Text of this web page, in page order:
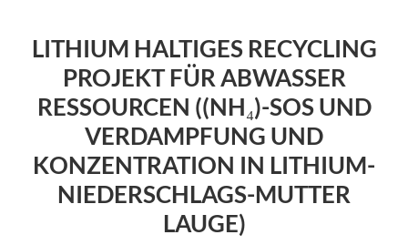
LITHIUM HALTIGES RECYCLING
PROJEKT FÜR ABWASSER
RESSOURCEN ((NH₄)-SOS UND
VERDAMPFUNG UND
KONZENTRATION IN LITHIUM-
NIEDERSCHLAGS-MUTTER
LAUGE)